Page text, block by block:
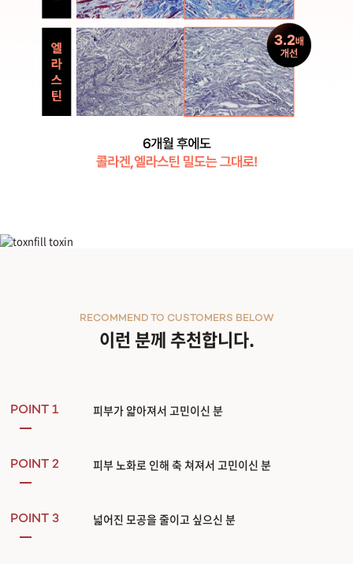
이런 분께 추천합니다.
RECOMMEND TO CUSTOMERS BELOW
POINT 1 피부가 얇아져서 고민이신 분
POINT 2 피부 노화로 인해 축 쳐져서 고민이신 분
POINT 3 넓어진 모공을 줄이고 싶으신 분